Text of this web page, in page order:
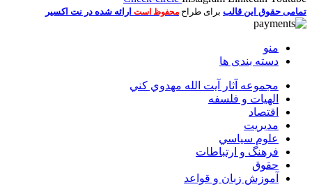
تمامی حقوق این قالب برای طراح محفوظ است ارائه شده در نت اکسیر
منو
دسته بندی ها
مجموعه آثار آيت الله مهدوي كني
الهیات و فلسفه
اقتصاد
مديريت
علوم سياسي
فرهنگ و ارتباطات
حقوق
آموزش زبان و قواعد